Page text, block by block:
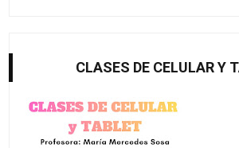
CLASES DE CELULAR Y